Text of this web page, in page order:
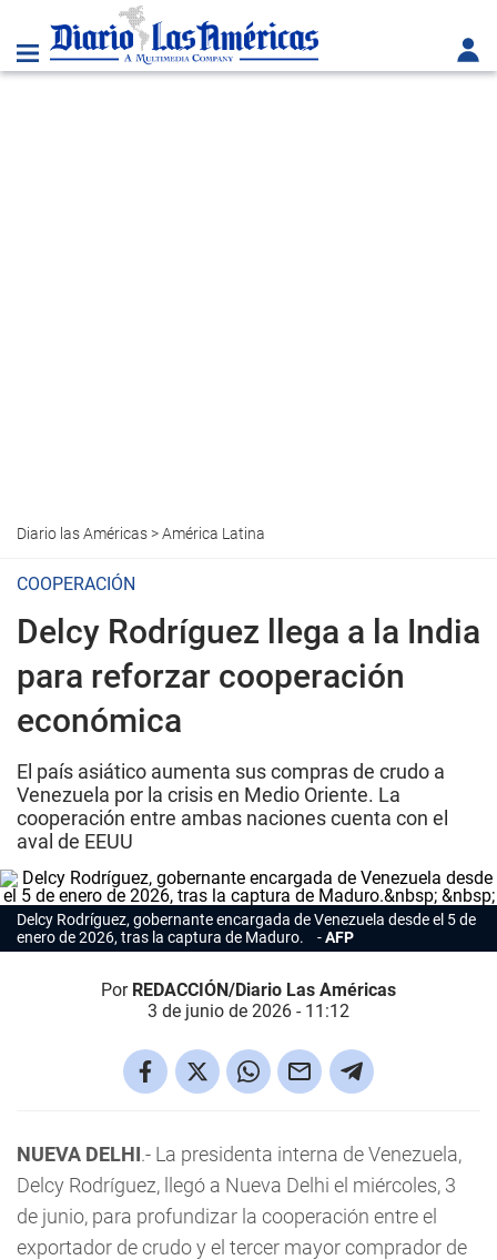
Diario las Américas>América Latina
COOPERACIÓN
Delcy Rodríguez llega a la India
para reforzar cooperación
económica
El país asiático aumenta sus compras de crudo a
Venezuela por la crisis en Medio Oriente. La
cooperación entre ambas naciones cuenta con el
aval de EEUU
Delcy Rodríguez, gobernante encargada de Venezuela desde el 5 de
enero de 2026, tras la captura de Maduro.
AFP
Por REDACCIÓN/Diario Las Américas
3 de junio de 2026 - 11:12
NUEVA DELHI.- La presidenta interna de Venezuela,
Delcy Rodríguez, llegó a Nueva Delhi el miércoles, 3
de junio, para profundizar la cooperación entre el
exportador de crudo y el tercer mayor comprador de